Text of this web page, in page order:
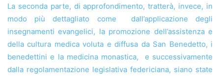
La seconda parte, di approfondimento, tratterà, invece, in
modo più dettagliato come dall’applicazione degli
insegnamenti evangelici, la promozione dell’assistenza e
della cultura medica voluta e diffusa da San Benedetto, i
benedettini e la medicina monastica, e successivamente
dalla regolamentazione legislativa federiciana, siano state